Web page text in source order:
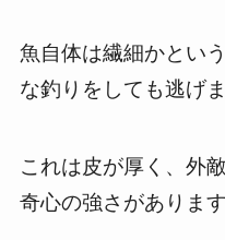
魚自体は繊細かとい
な釣りをしても逃げま
これは皮が厚く、外
奇心の強さがあります